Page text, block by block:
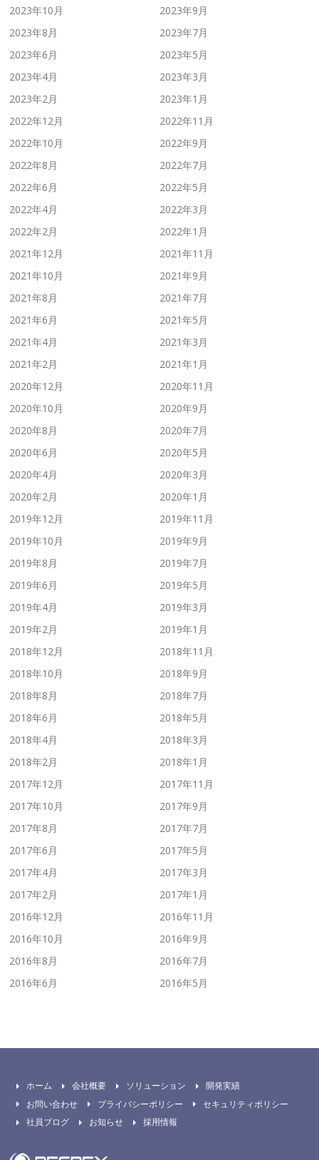
2023年10月
2023年9月
2023年8月
2023年7月
2023年6月
2023年5月
2023年4月
2023年3月
2023年2月
2023年1月
2022年12月
2022年11月
2022年10月
2022年9月
2022年8月
2022年7月
2022年6月
2022年5月
2022年4月
2022年3月
2022年2月
2022年1月
2021年12月
2021年11月
2021年10月
2021年9月
2021年8月
2021年7月
2021年6月
2021年5月
2021年4月
2021年3月
2021年2月
2021年1月
2020年12月
2020年11月
2020年10月
2020年9月
2020年8月
2020年7月
2020年6月
2020年5月
2020年4月
2020年3月
2020年2月
2020年1月
2019年12月
2019年11月
2019年10月
2019年9月
2019年8月
2019年7月
2019年6月
2019年5月
2019年4月
2019年3月
2019年2月
2019年1月
2018年12月
2018年11月
2018年10月
2018年9月
2018年8月
2018年7月
2018年6月
2018年5月
2018年4月
2018年3月
2018年2月
2018年1月
2017年12月
2017年11月
2017年10月
2017年9月
2017年8月
2017年7月
2017年6月
2017年5月
2017年4月
2017年3月
2017年2月
2017年1月
2016年12月
2016年11月
2016年10月
2016年9月
2016年8月
2016年7月
2016年6月
2016年5月
ホーム 会社概要 ソリューション
開発実績
お問い合わせ
プライバシーポリシー
セキュリティポリシー
社員ブログ
お知らせ 採用情報